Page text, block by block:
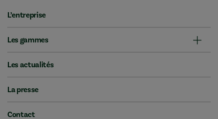
L’entreprise
Les gammes
Les actualités
La presse
Contact